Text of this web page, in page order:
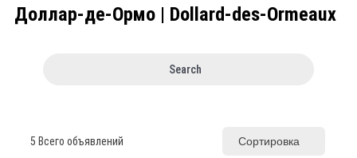
Доллар-де-Ормо | Dollard-des-Ormeaux
Search
5 Всего объявлений Сортировка